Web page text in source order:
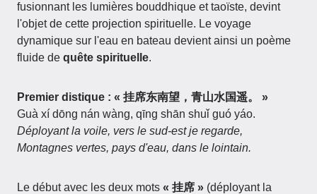
fusionnant les lumières bouddhique et taoïste, devint
l'objet de cette projection spirituelle. Le voyage
dynamique sur l'eau en bateau devient ainsi un poème
fluide de quête spirituelle.
Premier distique : « 挂席东南望，青山水国遥。 »
Guà xí dōng nán wàng, qīng shān shuǐ guó yáo.
Déployant la voile, vers le sud-est je regarde,
Montagnes vertes, pays d'eau, dans le lointain.
Le début avec les deux mots « 挂席 » (déployant la